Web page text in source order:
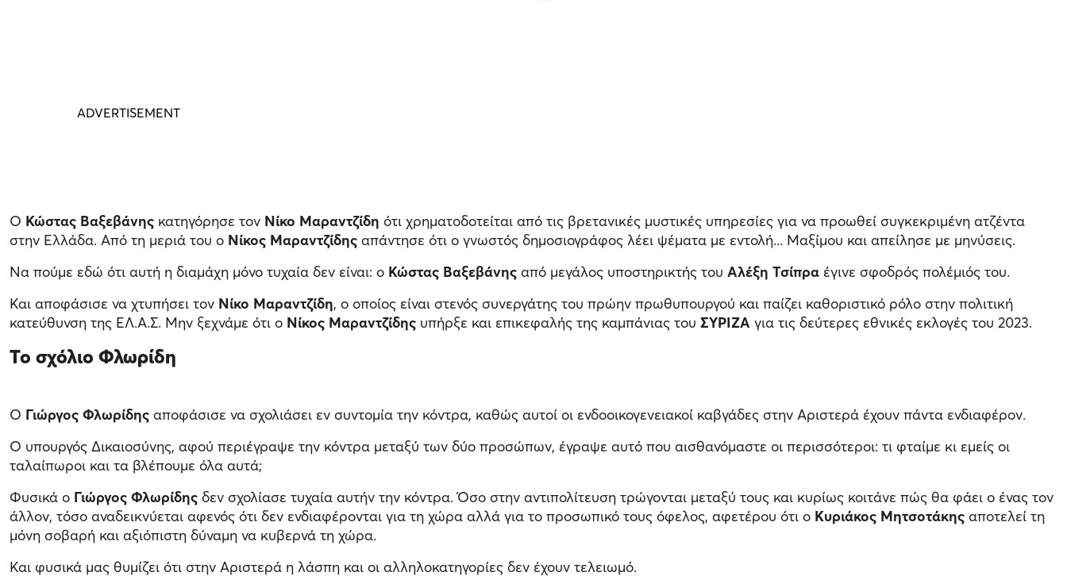
Ο Κώστας Βαξεβάνης κατηγόρησε τον Νίκο Μαραντζίδη ότι χρηματοδοτείται από τις βρετανικές μυστικές υπηρεσίες για να προωθεί συγκεκριμένη ατζέντα
στην Ελλάδα. Από τη μεριά του ο Νίκος Μαραντζίδης απάντησε ότι ο γνωστός δημοσιογράφος λέει ψέματα με εντολή... Μαξίμου και απείλησε με μηνύσεις.
Να πούμε εδώ ότι αυτή η διαμάχη μόνο τυχαία δεν είναι: ο Κώστας Βαξεβάνης από μεγάλος υποστηρικτής του Αλέξη Τσίπρα έγινε σφοδρός πολέμιός του.
Και αποφάσισε να χτυπήσει τον Νίκο Μαραντζίδη, ο οποίος είναι στενός συνεργάτης του πρώην πρωθυπουργού και παίζει καθοριστικό ρόλο στην πολιτική
κατεύθυνση της ΕΛ.Α.Σ. Μην ξεχνάμε ότι ο Νίκος Μαραντζίδης υπήρξε και επικεφαλής της καμπάνιας του ΣΥΡΙΖΑ για τις δεύτερες εθνικές εκλογές του 2023.
Το σχόλιο Φλωρίδη
Ο Γιώργος Φλωρίδης αποφάσισε να σχολιάσει εν συντομία την κόντρα, καθώς αυτοί οι ενδοοικογενειακοί καβγάδες στην Αριστερά έχουν πάντα ενδιαφέρον.
Ο υπουργός Δικαιοσύνης, αφού περιέγραψε την κόντρα μεταξύ των δύο προσώπων, έγραψε αυτό που αισθανόμαστε οι περισσότεροι: τι φταίμε κι εμείς οι
ταλαίπωροι και τα βλέπουμε όλα αυτά;
Φυσικά ο Γιώργος Φλωρίδης δεν σχολίασε τυχαία αυτήν την κόντρα. Όσο στην αντιπολίτευση τρώγονται μεταξύ τους και κυρίως κοιτάνε πώς θα φάει ο ένας τον
άλλον, τόσο αναδεικνύεται αφενός ότι δεν ενδιαφέρονται για τη χώρα αλλά για το προσωπικό τους όφελος, αφετέρου ότι ο Κυριάκος Μητσοτάκης αποτελεί τη
μόνη σοβαρή και αξιόπιστη δύναμη να κυβερνά τη χώρα.
Και φυσικά μας θυμίζει ότι στην Αριστερά η λάσπη και οι αλληλοκατηγορίες δεν έχουν τελειωμό.